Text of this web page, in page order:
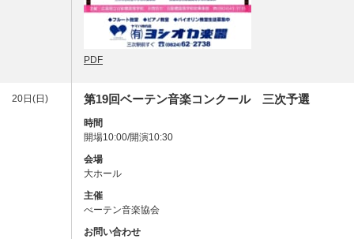
PDF
20日(日) 第19回ベーテン音楽コンクール 三次予選
時間
開場10:00/開演10:30
会場
大ホール
主催
べーテン音楽協会
お問い合わせ